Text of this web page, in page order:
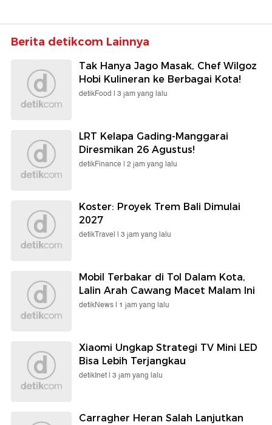
Berita detikcom Lainnya
Tak Hanya Jago Masak, Chef Wilgoz
Hobi Kulineran ke Berbagai Kota!
detikFood | 3 jam yang lalu
LRT Kelapa Gading-Manggarai
Diresmikan 26 Agustus!
detikFinance | 2 jam yang lalu
Koster: Proyek Trem Bali Dimulai
2027
detikTravel | 3 jam yang lalu
Mobil Terbakar di Tol Dalam Kota,
Lalin Arah Cawang Macet Malam Ini
detikNews | 1 jam yang lalu
Xiaomi Ungkap Strategi TV Mini LED
Bisa Lebih Terjangkau
detikInet | 3 jam yang lalu
Carragher Heran Salah Lanjutkan